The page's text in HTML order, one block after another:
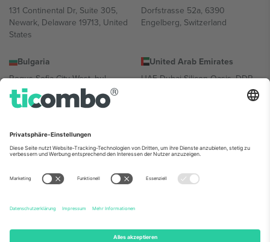
131 Continental Dr, Suite 305,
Newark, Delaware 19713, United
States
Dorfstrasse 52a, 6390
Engelberg, Switzerland
Bulgaria
Regus Sofia City West, bul
Totleben 53-55, 1606 Sofia,
Bulgaria
United Arab Emirates
UAE Dubai Silicon Oasis, DDP
Building A1, Office 302, Dubai,
Mexico
Av Chapultepec 360, Roma
Norte, Cuauhtémoc, 06700
Ciudad de México, CDMX,
Mexico
Die juristische Person des Plattformanbieters kann je nach
Informationen finden Sie auf der jeweiligen Veranstaltungsseite, im